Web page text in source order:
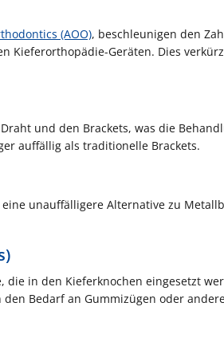
(AOO), beschleunigen den
Kieferorthopädie-Geräten. Dies
und den Brackets, was die
auffällig als traditionelle Brackets.
unauffälligere Alternative zu
die in den Kieferknochen eingesetzt
Bedarf an Gummizügen oder